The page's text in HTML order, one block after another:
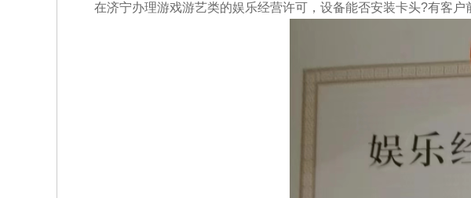
在济宁办理游戏游艺类的娱乐经营许可，设备能否安装卡头?有客户